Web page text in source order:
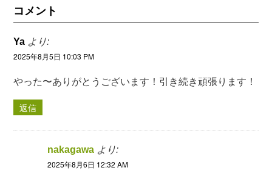
コメント
Ya より:
2025年8月5日 10:03 PM
やった〜ありがとうございます！引き続き頑張ります！
返信
nakagawa より:
2025年8月6日 12:32 AM